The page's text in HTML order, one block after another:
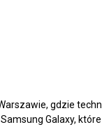
gdzie
Galaxy,